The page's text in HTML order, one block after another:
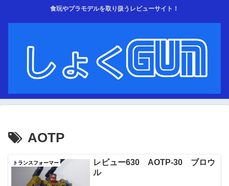
食玩やプラモデルを取り扱うレビューサイト！
AOTP
トランスフォーマー
レビュー630 AOTP‐30 ブロウ
ル